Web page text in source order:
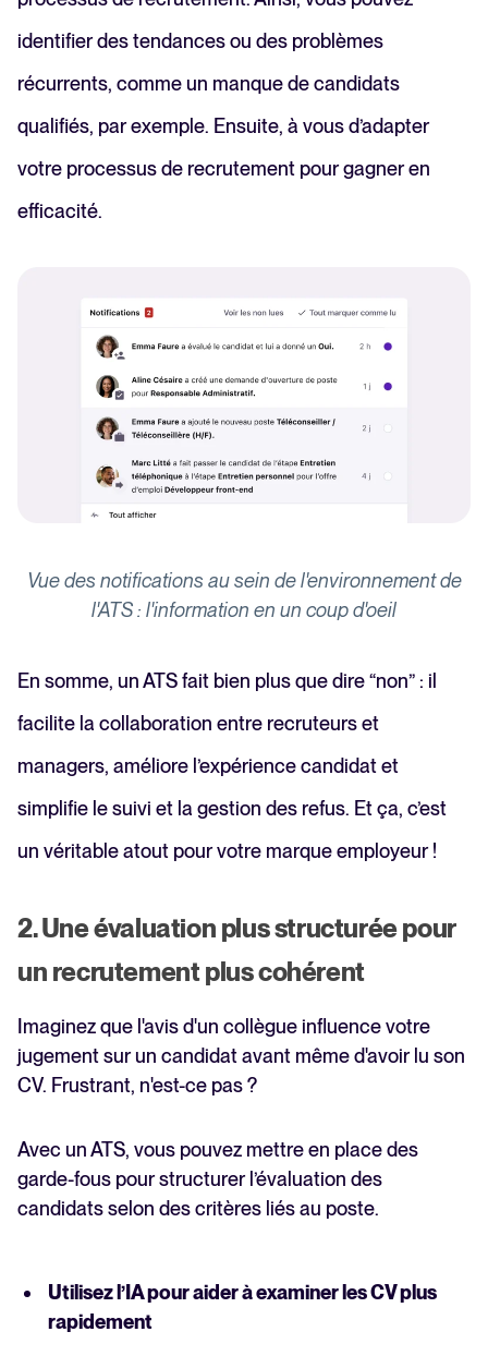
identifier des tendances ou des problèmes
récurrents, comme un manque de candidats
qualifiés, par exemple. Ensuite, à vous d’adapter
votre processus de recrutement pour gagner en
efficacité.
Vue des notifications au sein de l'environnement de
l'ATS : l'information en un coup d'oeil
En somme, un ATS fait bien plus que dire “non” : il
facilite la collaboration entre recruteurs et
managers, améliore l’expérience candidat et
simplifie le suivi et la gestion des refus. Et ça, c’est
un véritable atout pour votre marque employeur !
2. Une évaluation plus structurée pour
un recrutement plus cohérent
Imaginez que l'avis d'un collègue influence votre
jugement sur un candidat avant même d'avoir lu son
CV. Frustrant, n'est-ce pas ?
Avec un ATS, vous pouvez mettre en place des
garde-fous pour structurer l’évaluation des
candidats selon des critères liés au poste.
Utilisez l’IA pour aider à examiner les CV plus
rapidement